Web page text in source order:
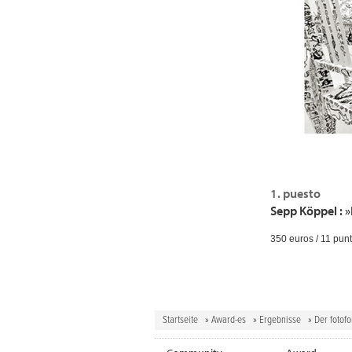
1. puesto
Sepp Köppel :
350 euros / 11
Startseite » Award-es » Ergebnisse » Der